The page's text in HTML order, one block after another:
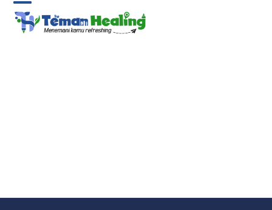
Skip
content
Open
mobile
Close
mobile